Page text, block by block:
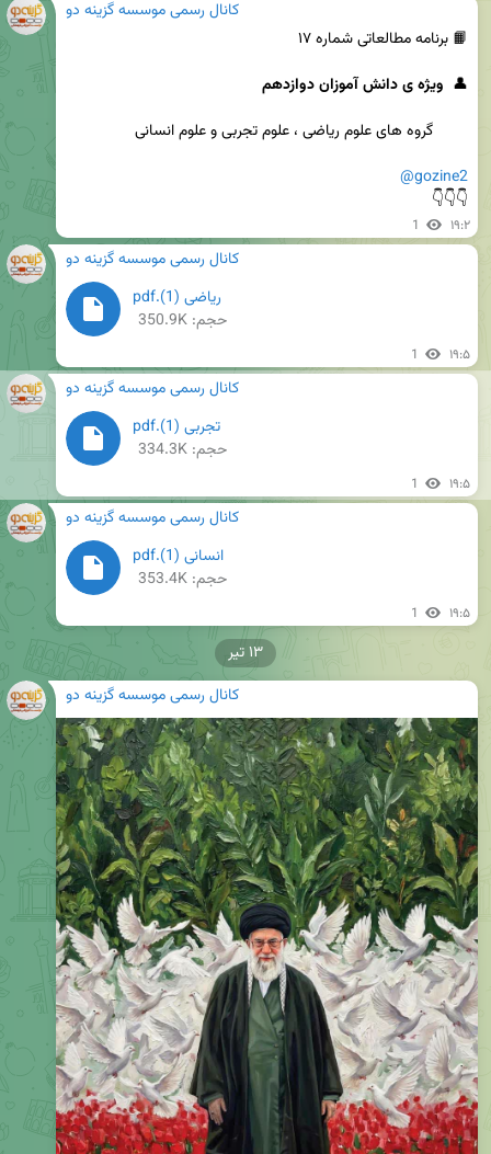
کانال رسمی موسسه گزینه دو
👤 ویژه ی دانش آموزان دوازدهم
@gozine2
👇👇👇
1 ۱۹:۲
کانال رسمی موسسه گزینه دو
ریاضی (1).pdf
حجم: 350.9K
1 ۱۹:۵
کانال رسمی موسسه گزینه دو
تجربی (1).pdf
حجم: 334.3K
1 ۱۹:۵
کانال رسمی موسسه گزینه دو
انسانی (1).pdf
حجم: 353.4K
1 ۱۹:۵
کانال رسمی موسسه گزینه دو
۱۳ تیر